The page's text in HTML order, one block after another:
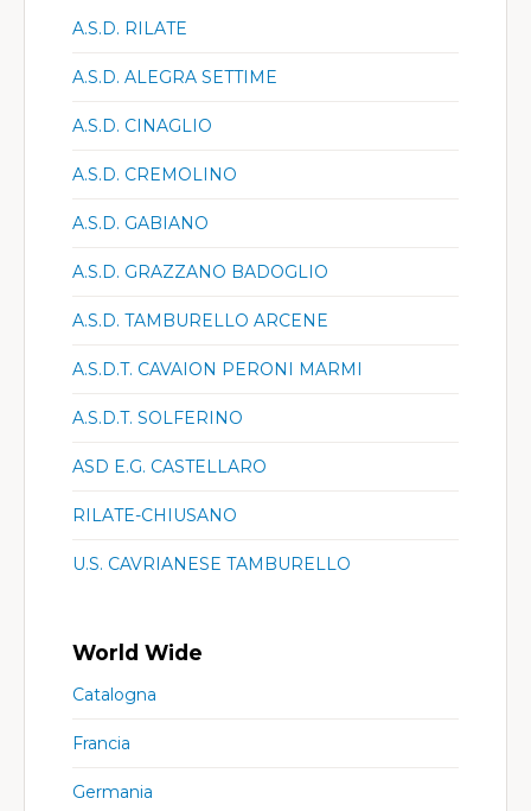
A.S.D. RILATE
A.S.D. ALEGRA SETTIME
A.S.D. CINAGLIO
A.S.D. CREMOLINO
A.S.D. GABIANO
A.S.D. GRAZZANO BADOGLIO
A.S.D. TAMBURELLO ARCENE
A.S.D.T. CAVAION PERONI MARMI
A.S.D.T. SOLFERINO
ASD E.G. CASTELLARO
RILATE-CHIUSANO
U.S. CAVRIANESE TAMBURELLO
World Wide
Catalogna
Francia
Germania